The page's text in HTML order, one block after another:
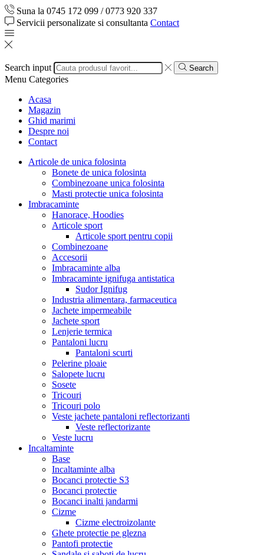
Suna la 0745 172 099 / 0773 920 337
Servicii personalizate si consultanta Contact
Search input Search
Menu Categories
Acasa
Magazin
Ghid marimi
Despre noi
Contact
Articole de unica folosinta
Bonete de unica folosinta
Combinezoane unica folosinta
Masti protectie unica folosinta
Imbracaminte
Hanorace, Hoodies
Articole sport
Articole sport pentru copii
Combinezoane
Accesorii
Imbracaminte alba
Imbracaminte ignifuga antistatica
Sudor Ignifug
Industria alimentara, farmaceutica
Jachete impermeabile
Jachete sport
Lenjerie termica
Pantaloni lucru
Pantaloni scurti
Pelerine ploaie
Salopete lucru
Sosete
Tricouri
Tricouri polo
Veste jachete pantaloni reflectorizanti
Veste reflectorizante
Veste lucru
Incaltaminte
Base
Incaltaminte alba
Bocanci protectie S3
Bocanci protectie
Bocanci inalti jandarmi
Cizme
Cizme electroizolante
Ghete protectie pe glezna
Pantofi protectie